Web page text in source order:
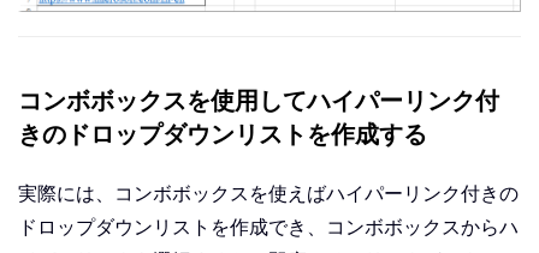
コンボボックスを使用してハイパーリンク付
きのドロップダウンリストを作成する
実際には、コンボボックスを使えばハイパーリンク付きの
ドロップダウンリストを作成でき、コンボボックスからハ